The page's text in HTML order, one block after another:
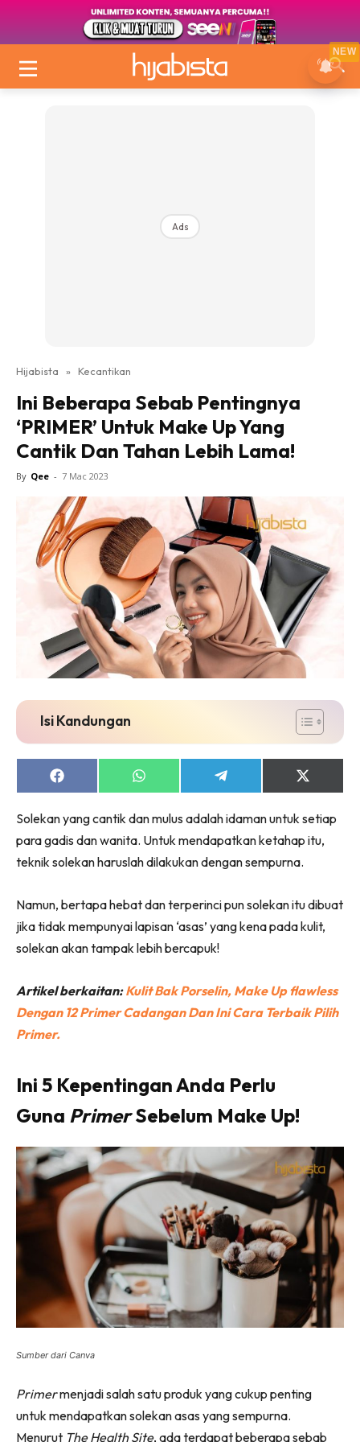
Ads
Hijabista » Kecantikan
Ini Beberapa Sebab Pentingnya
‘PRIMER’ Untuk Make Up Yang
Cantik Dan Tahan Lebih Lama!
By Qee - 7 Mac 2023
Isi Kandungan
Share
on
Share
on
Share
on
Share
on
(Twitter)
Solekan yang cantik dan mulus adalah idaman untuk setiap
para gadis dan wanita. Untuk mendapatkan ketahap itu,
teknik solekan haruslah dilakukan dengan sempurna.
Namun, bertapa hebat dan terperinci pun solekan itu dibuat
jika tidak mempunyai lapisan ‘asas’ yang kena pada kulit,
solekan akan tampak lebih bercapuk!
Artikel berkaitan:Kulit Bak Porselin, Make Up flawless
Dengan 12 Primer Cadangan Dan Ini Cara Terbaik Pilih
Primer.
Ini 5 Kepentingan Anda Perlu
Guna PrimerSebelum Make Up!
Sumber dari Canva
Primermenjadi salah satu produk yang cukup penting
untuk mendapatkan solekan asas yang sempurna.
Menurut The Health Site, ada terdapat beberapa sebab
NEW